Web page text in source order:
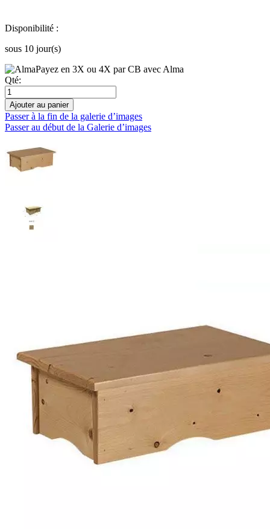
Disponibilité :
sous 10 jour(s)
Payez en 3X ou 4X par CB avec Alma
Qté:
Ajouter au panier
Passer à la fin de la galerie d’images
Passer au début de la Galerie d’images